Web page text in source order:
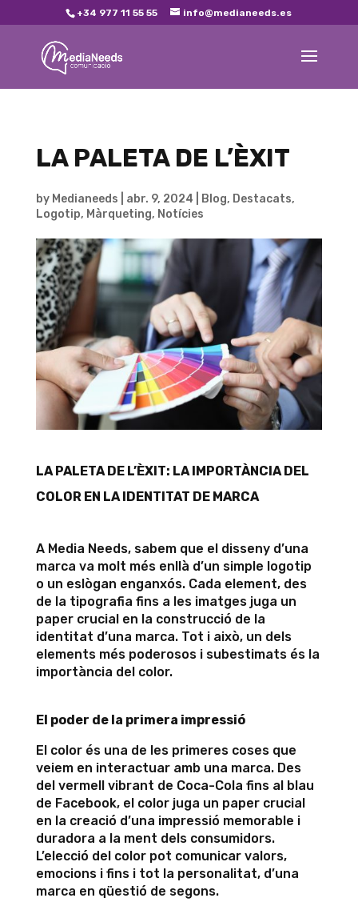
+34 977 11 55 55 info@medianeeds.es
LA PALETA DE L’ÈXIT
by Medianeeds abr. 9, 2024 Blog, Destacats,
Logotip, Màrqueting, Notícies
LA PALETA DE L’ÈXIT: LA IMPORTÀNCIA DEL
COLOR EN LA IDENTITAT DE MARCA
A Media Needs, sabem que el disseny d’una
marca va molt més enllà d’un simple logotip
o un eslògan enganxós. Cada element, des
de la tipografia fins a les imatges juga un
paper crucial en la construcció de la
identitat d’una marca. Tot i això, un dels
elements més poderosos i subestimats és la
importància del color.
El poder de la primera impressió
El color és una de les primeres coses que
veiem en interactuar amb una marca. Des
del vermell vibrant de Coca-Cola fins al blau
de Facebook, el color juga un paper crucial
en la creació d’una impressió memorable i
duradora a la ment dels consumidors.
L’elecció del color pot comunicar valors,
emocions i fins i tot la personalitat, d’una
marca en qüestió de segons.